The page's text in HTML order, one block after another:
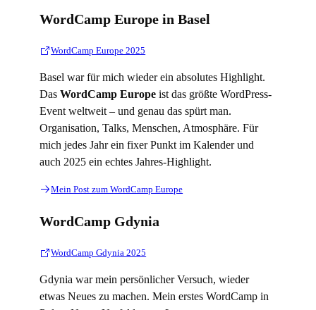
WordCamp Europe in Basel
WordCamp Europe 2025
Basel war für mich wieder ein absolutes Highlight.
Das WordCamp Europe ist das größte WordPress-
Event weltweit – und genau das spürt man.
Organisation, Talks, Menschen, Atmosphäre. Für
mich jedes Jahr ein fixer Punkt im Kalender und
auch 2025 ein echtes Jahres-Highlight.
Mein Post zum WordCamp Europe
WordCamp Gdynia
WordCamp Gdynia 2025
Gdynia war mein persönlicher Versuch, wieder
etwas Neues zu machen. Mein erstes WordCamp in